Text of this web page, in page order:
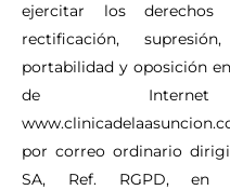
ejercitar los derechos
rectificación,
portabilidad y oposición
de
por correo ordinario
SA, Ref. RGPD, en